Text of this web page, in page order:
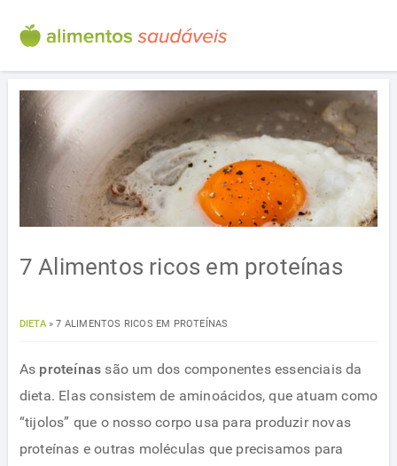
7 Alimentos ricos em proteínas
DIETA»7 ALIMENTOS RICOS EM PROTEÍNAS
As proteínas são um dos componentes essenciais da
dieta. Elas consistem de aminoácidos, que atuam como
“tijolos” que o nosso corpo usa para produzir novas
proteínas e outras moléculas que precisamos para